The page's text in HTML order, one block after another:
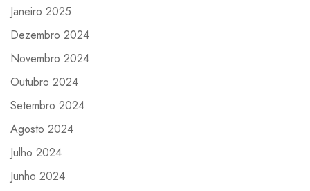
Janeiro 2025
Dezembro 2024
Novembro 2024
Outubro 2024
Setembro 2024
Agosto 2024
Julho 2024
Junho 2024